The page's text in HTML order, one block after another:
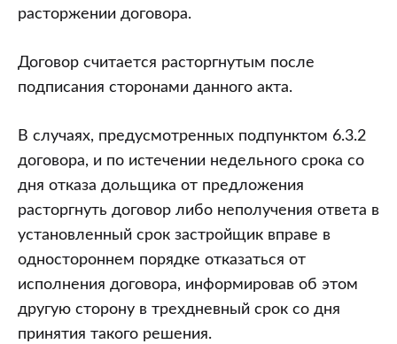
расторжении договора.
Договор считается расторгнутым после
подписания сторонами данного акта.
В случаях, предусмотренных подпунктом 6.3.2
договора, и по истечении недельного срока со
дня отказа дольщика от предложения
расторгнуть договор либо неполучения ответа в
установленный срок застройщик вправе в
одностороннем порядке отказаться от
исполнения договора, информировав об этом
другую сторону в трехдневный срок со дня
принятия такого решения.